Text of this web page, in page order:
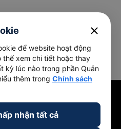
HOÁ
hoá
close
để website hoạt động
thể xem chi tiết hoặc thay
kỳ lúc nào trong phần Quản
thêm trong Chính sách
nhận tất cả